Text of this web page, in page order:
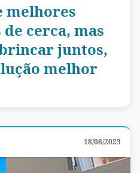
melhores
cerca, mas
juntos,
melhor
18/08/2023